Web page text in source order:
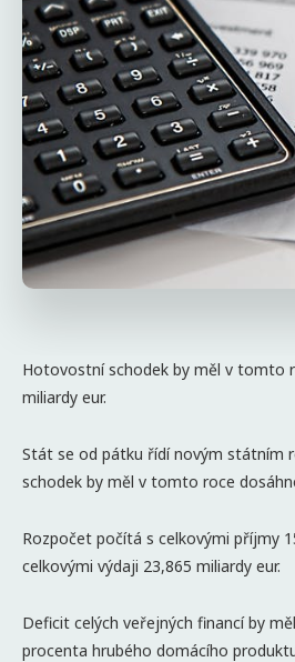
Hotovostní schodek by měl v tomto
miliardy eur.
Stát se od pátku řídí novým státním
schodek by měl v tomto roce
Rozpočet počítá s celkovými příjmy
celkovými výdaji 23,865 miliardy eur.
Deficit celých veřejných financí by
procenta hrubého domácího